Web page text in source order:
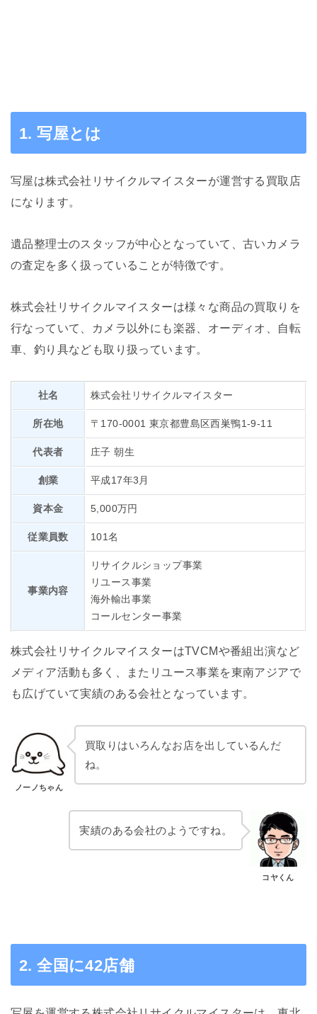
1. 写屋とは
写屋は株式会社リサイクルマイスターが運営する買取店
になります。
遺品整理士のスタッフが中心となっていて、古いカメラ
の査定を多く扱っていることが特徴です。
株式会社リサイクルマイスターは様々な商品の買取りを
行なっていて、カメラ以外にも楽器、オーディオ、自転
車、釣り具なども取り扱っています。
社名 株式会社リサイクルマイスター
所在地 〒170-0001 東京都豊島区西巣鴨1-9-11
代表者 庄子 朝生
創業 平成17年3月
資本金 5,000万円
従業員数 101名
事業内容
リサイクルショップ事業
リユース事業
海外輸出事業
コールセンター事業
株式会社リサイクルマイスターはTVCMや番組出演など
メディア活動も多く、またリユース事業を東南アジアで
も広げていて実績のある会社となっています。
ノーノちゃん
買取りはいろんなお店を出しているんだ
ね。
実績のある会社のようですね。
コヤくん
2. 全国に42店舗